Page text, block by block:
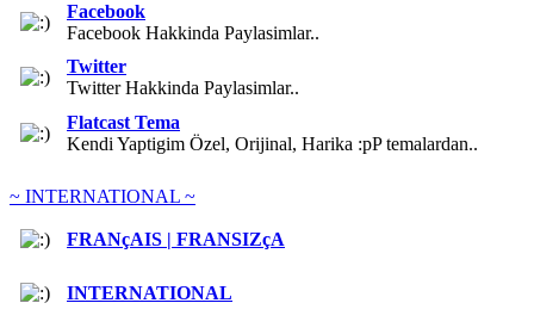
Facebook
Facebook Hakkinda Paylasimlar..
Twitter
Twitter Hakkinda Paylasimlar..
Flatcast Tema
Kendi Yaptigim Özel, Orijinal, Harika :pP temalardan..
~ INTERNATIONAL ~
FRANçAIS | FRANSIZçA
INTERNATIONAL